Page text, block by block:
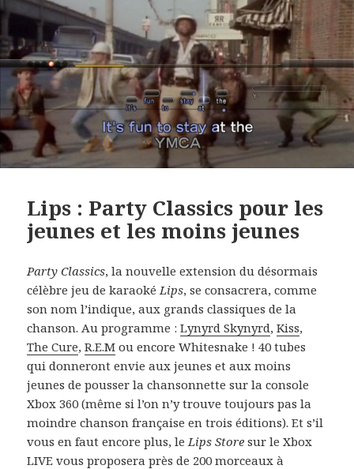
Lips : Party Classics pour les
jeunes et les moins jeunes
Party Classics, la nouvelle extension du désormais
célèbre jeu de karaoké Lips, se consacrera, comme
son nom l’indique, aux grands classiques de la
chanson. Au programme :Lynyrd Skynyrd,Kiss,
The Cure,R.E.M ou encore Whitesnake ! 40 tubes
qui donneront envie aux jeunes et aux moins
jeunes de pousser la chansonnette sur la console
Xbox 360 (même si l’on n’y trouve toujours pas la
moindre chanson française en trois éditions). Et s’il
vous en faut encore plus, le Lips Store sur le Xbox
LIVE vous proposera près de 200 morceaux à